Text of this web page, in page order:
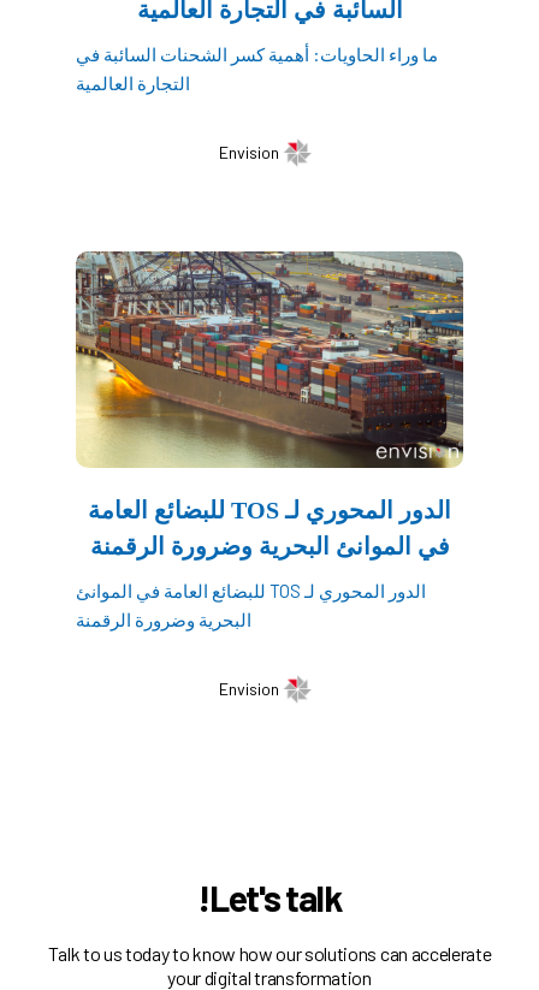
السائبة في التجارة العالمية
ما وراء الحاويات: أهمية كسر الشحنات السائبة في
التجارة العالمية
Envision
الدور المحوري لـ TOS للبضائع العامة
في الموانئ البحرية وضرورة الرقمنة
الدور المحوري لـ TOS للبضائع العامة في الموانئ
البحرية وضرورة الرقمنة
Envision
Let's talk!
Talk to us today to know how our solutions can accelerate
your digital transformation